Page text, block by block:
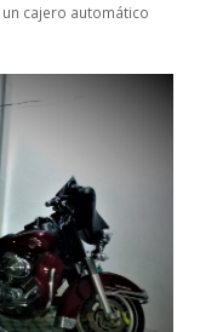
cajero automático